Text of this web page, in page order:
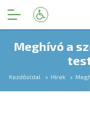
Meghívó a
Kezdőoldal Hírek